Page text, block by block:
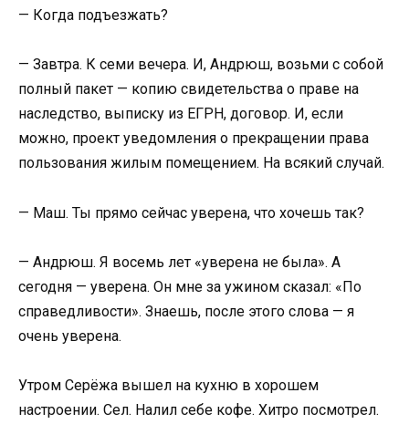
— Когда подъезжать?
— Завтра. К семи вечера. И, Андрюш, возьми с собой
полный пакет — копию свидетельства о праве на
наследство, выписку из ЕГРН, договор. И, если
можно, проект уведомления о прекращении права
пользования жилым помещением. На всякий случай.
— Маш. Ты прямо сейчас уверена, что хочешь так?
— Андрюш. Я восемь лет «уверена не была». А
сегодня — уверена. Он мне за ужином сказал: «По
справедливости». Знаешь, после этого слова — я
очень уверена.
Утром Серёжа вышел на кухню в хорошем
настроении. Сел. Налил себе кофе. Хитро посмотрел.